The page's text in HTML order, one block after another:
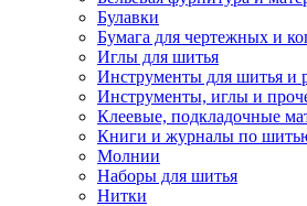
Булавки
Бумага для чертежных и
Иглы для шитья
Инструменты для шитья и
Инструменты, иглы и
Клеевые, подкладочные
Книги и журналы по
Молнии
Наборы для шитья
Нитки